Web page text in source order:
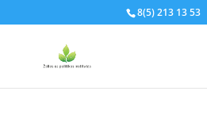
8(5) 213 13 53